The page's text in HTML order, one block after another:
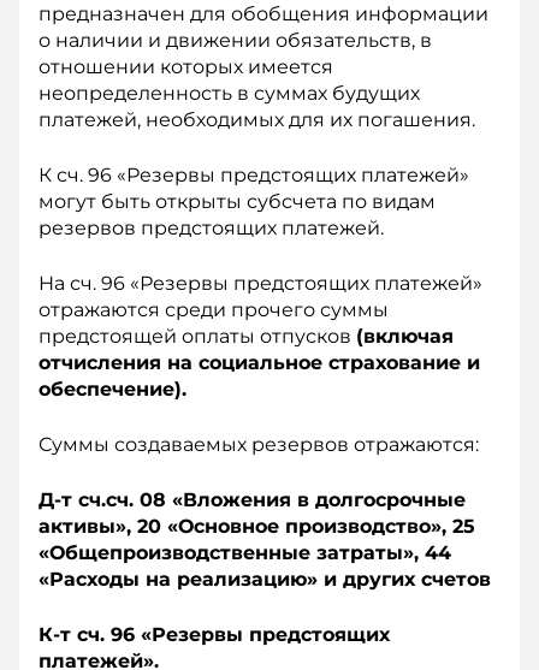
предназначен для обобщения информации
о наличии и движении обязательств, в
отношении которых имеется
неопределенность в суммах будущих
платежей, необходимых для их погашения.
К сч. 96 «Резервы предстоящих платежей»
могут быть открыты субсчета по видам
резервов предстоящих платежей.
На сч. 96 «Резервы предстоящих платежей»
отражаются среди прочего суммы
предстоящей оплаты отпусков (включая
отчисления на социальное страхование и
обеспечение).
Суммы создаваемых резервов отражаются:
Д-т сч.сч. 08 «Вложения в долгосрочные
активы», 20 «Основное производство», 25
«Общепроизводственные затраты», 44
«Расходы на реализацию» и других счетов
К-т сч. 96 «Резервы предстоящих
платежей».